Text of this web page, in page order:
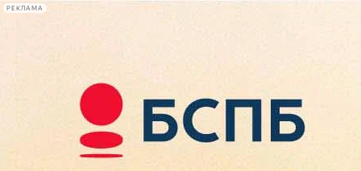
РЕКЛАМА
Сегодня:
2026.08.09
18:27
Афиша Plus